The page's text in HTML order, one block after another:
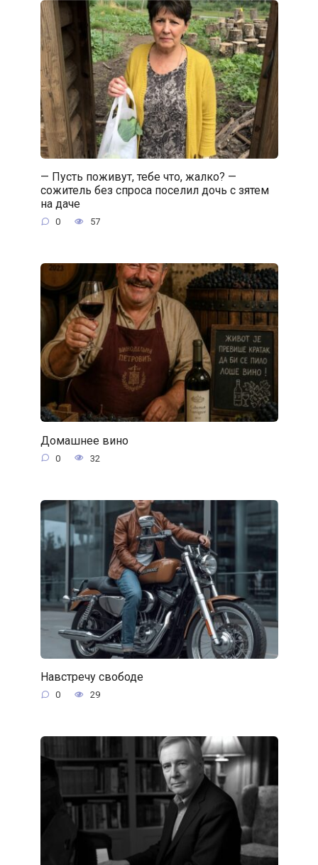
— Пусть поживут, тебе что, жалко? —
сожитель без спроса поселил дочь с зятем
на даче
0 57
Домашнее вино
0 32
Навстречу свободе
0 29